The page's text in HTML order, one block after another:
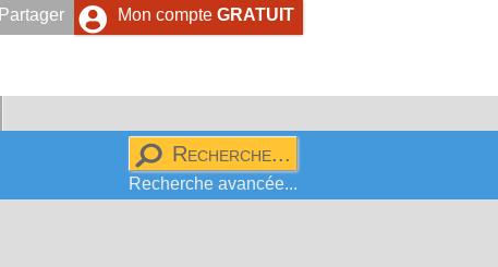
Mon compte GRATUIT
Partager
Recherche avancée...